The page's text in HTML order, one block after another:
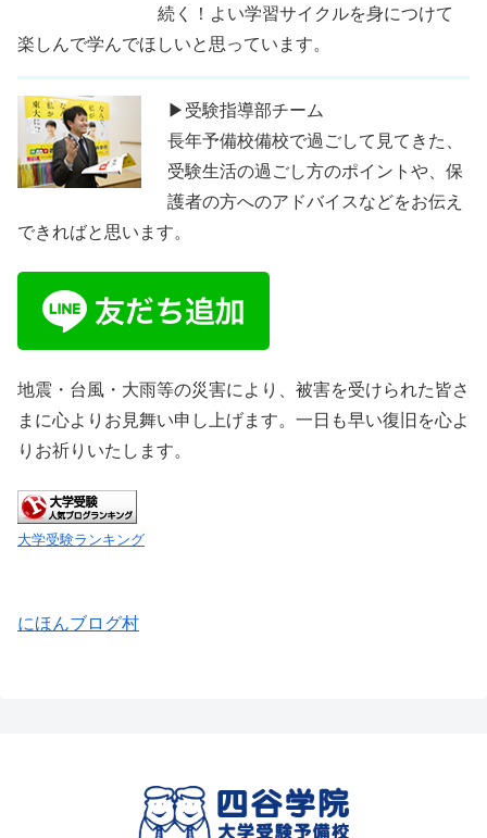
続く！よい学習サイクルを身につけて
楽しんで学んでほしいと思っています。
▶受験指導部チーム
長年予備校備校で過ごして見てきた、
受験生活の過ごし方のポイントや、保
護者の方へのアドバイスなどをお伝え
できればと思います。
地震・台風・大雨等の災害により、被害を受けられた皆さ
まに心よりお見舞い申し上げます。一日も早い復旧を心よ
りお祈りいたします。
大学受験ランキング
にほんブログ村